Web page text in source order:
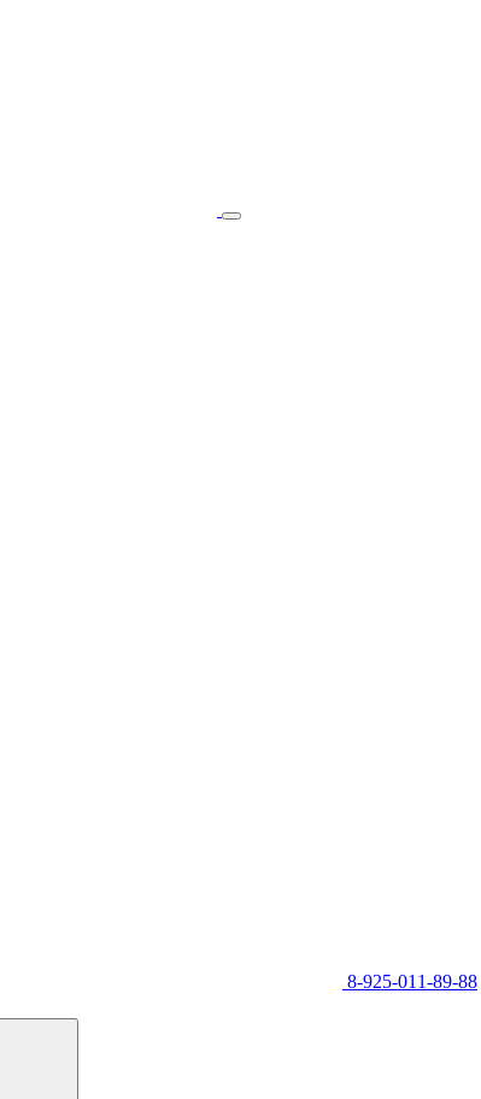
8-925-011-89-88